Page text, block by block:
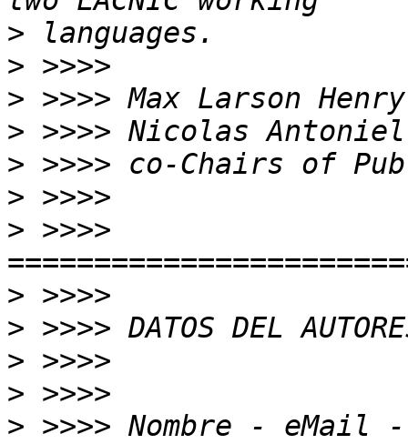
>
>
>
>
>
>
> >>>>
>
>
>
>
> >>>> Nombre - eMail